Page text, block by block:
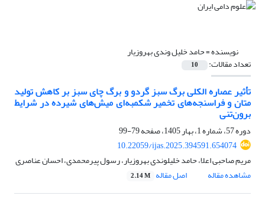
نویسنده =حامد خلیل وندی بهروزیار
تعداد مقالات: 10
تأثیر عصاره الکلی برگ سبز گردو و برگ چای سبز بر کاهش تولید
متان و فراسنجه‌های تخمیر شکمبه‌ای میش‌های شیرده در شرایط
برون‌تنی
دوره 57، شماره 1، بهار 1405، صفحه
79-99
10.22059/ijas.2025.394591.654074
مریم صاحبی اعلا، حامد خلیلوندی بهروزیار، رسول پیرمحمدی، احسان عناصری
مشاهده مقاله
اصل مقاله 2.14 M